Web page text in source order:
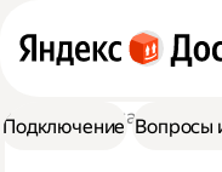
Работа в Доставке
Подключение Вопросы